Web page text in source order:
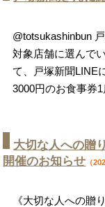
@totsukashinbun
対象店舗に選んで
て、戸塚新聞LINE
3000円のお食事券
大切な人への贈
開催のお知らせ （
《大切な人への贈